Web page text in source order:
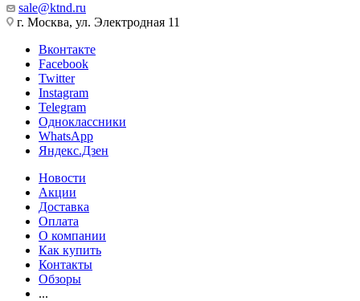
sale@ktnd.ru
г. Москва, ул. Электродная 11
Вконтакте
Facebook
Twitter
Instagram
Telegram
Одноклассники
WhatsApp
Яндекс.Дзен
Новости
Акции
Доставка
Оплата
О компании
Как купить
Контакты
Обзоры
...